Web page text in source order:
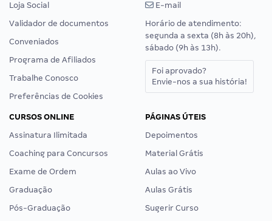
Loja Social
Validador de documentos
Conveniados
Programa de Afiliados
Trabalhe Conosco
Preferências de Cookies
E-mail
Horário de atendimento:
segunda a sexta (8h às 20h),
sábado (9h às 13h).
Foi aprovado?
Envie-nos a sua história!
CURSOS ONLINE
Assinatura Ilimitada
Coaching para Concursos
Exame de Ordem
Graduação
Pós-Graduação
PÁGINAS ÚTEIS
Depoimentos
Material Grátis
Aulas ao Vivo
Aulas Grátis
Sugerir Curso